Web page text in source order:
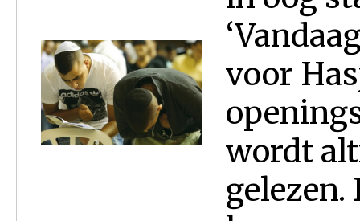
voor
wordt